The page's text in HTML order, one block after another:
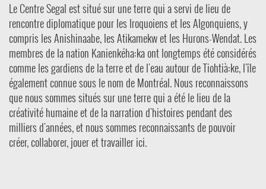
Le Centre Segal est situé sur une terre qui a servi de lieu de
rencontre diplomatique pour les Iroquoiens et les Algonquiens, y
compris les Anishinaabe, les Atikamekw et les Hurons-Wendat. Les
membres de la nation Kanienkéha:ka ont longtemps été considérés
comme les gardiens de la terre et de l'eau autour de Tiohtià:ke, l'île
également connue sous le nom de Montréal. Nous reconnaissons
que nous sommes situés sur une terre qui a été le lieu de la
créativité humaine et de la narration d'histoires pendant des
milliers d'années, et nous sommes reconnaissants de pouvoir
créer, collaborer, jouer et travailler ici.